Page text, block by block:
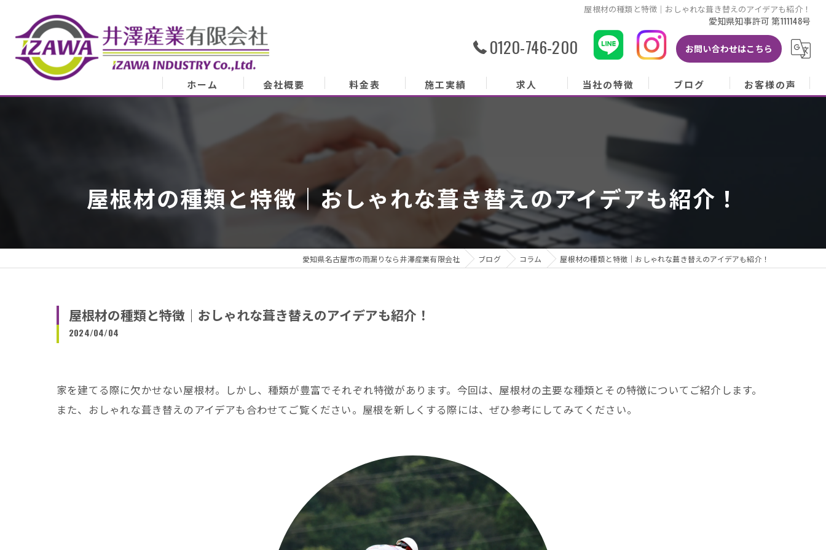
屋根材の種類と特徴｜おしゃれな葺き替えのアイデアも紹介！
愛知県知事許可 第111148号
0120-746-200 お問い合わせはこちら
ホーム 会社概要
会社概要
アクセス
料金表 施工実績 求人 当社の特徴
塗り替え
雨樋
修理
ブログ
ブログ
コラム
お客様の声
屋根材の種類と特徴｜おしゃれな葺き替えのアイデアも紹介！
愛知県名古屋市の雨漏りなら井澤産業有限会社 ブログ コラム 屋根材の種類と特徴｜おしゃれな葺き替えのアイデアも紹介！
屋根材の種類と特徴｜おしゃれな葺き替えのアイデアも紹介！
2024/04/04
家を建てる際に欠かせない屋根材。しかし、種類が豊富でそれぞれ特徴があります。今回は、屋根材の主要な種類とその特徴についてご紹介します。
また、おしゃれな葺き替えのアイデアも合わせてご覧ください。屋根を新しくする際には、ぜひ参考にしてみてください。